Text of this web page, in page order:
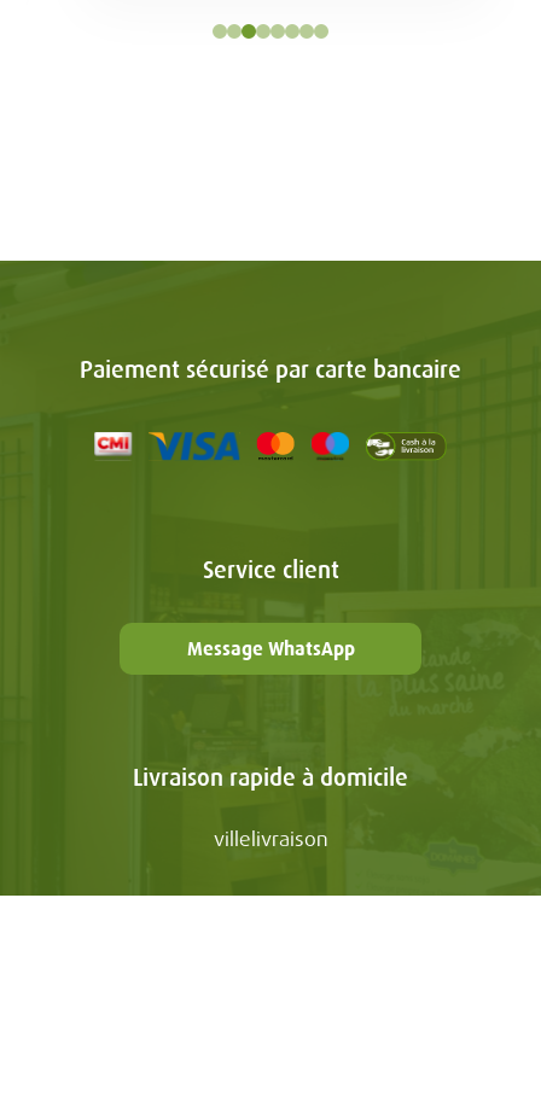
Paiement sécurisé par carte bancaire
Service client
Message WhatsApp
Livraison rapide à domicile
villelivraison